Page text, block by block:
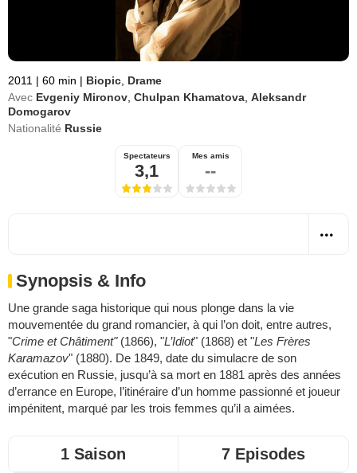
2011 | 60 min | Biopic Drame
Avec Evgeniy Mironov Chulpan Khamatova Aleksandr
Domogarov
Nationalité Russie
Spectateurs
3,1
Mes amis
--
Synopsis & Info
Une grande saga historique qui nous plonge dans la vie
mouvementée du grand romancier, à qui l’on doit, entre autres,
"Crime et Châtiment"(1866), "L’Idiot" (1868) et "Les Frères
Karamazov" (1880). De 1849, date du simulacre de son
exécution en Russie, jusqu’à sa mort en 1881 après des années
d’errance en Europe, l’itinéraire d’un homme passionné et joueur
impénitent, marqué par les trois femmes qu’il a aimées.
1 Saison 7 Episodes